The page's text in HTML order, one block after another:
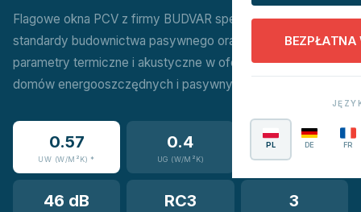
BEZPŁATNA
PL DE FR
Flagowe okna PCV z firmy BUDVAR spełniające najwyższe
standardy budownictwa pasywnego oraz NF15. Najlepsze
parametry termiczne i akustyczne w ofercie, idealne do
domów energooszczędnych i pasywnych.
0.57
UW (W/M²K) *
0.4
UG (W/M²K) KOMÓR
46 dB RC3 3